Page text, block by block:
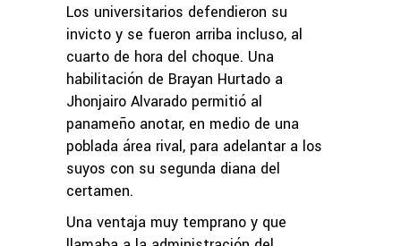
Los universitarios defendieron su
invicto y se fueron arriba incluso, al
cuarto de hora del choque. Una
habilitación de Brayan Hurtado a
Jhonjairo Alvarado permitió al
panameño anotar, en medio de una
poblada área rival, para adelantar a los
suyos con su segunda diana del
certamen.
Una ventaja muy temprano y que